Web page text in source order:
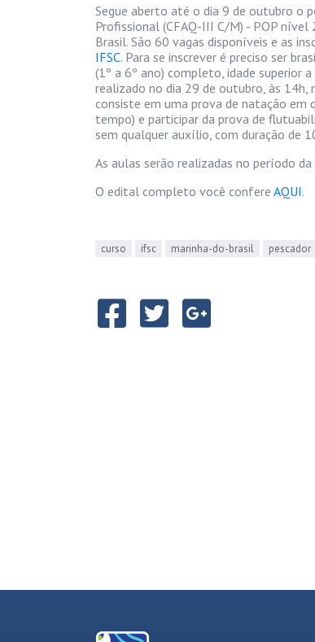
Segue aberto até o dia 9 de outubro o
Profissional (CFAQ-III C/M) - POP nível
Brasil. São 60 vagas disponíveis e as
IFSC. Para se inscrever é preciso ser
(1º a 6º ano) completo, idade superior
realizado no dia 29 de outubro, às 14h,
consiste em uma prova de natação em
tempo) e participar da prova de
sem qualquer auxílio, com duração de
As aulas serão realizadas no período
O edital completo você confere AQUI.
curso ifsc marinha-do-brasil pescador